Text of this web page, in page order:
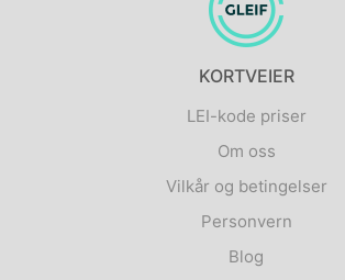
KORTVEIER
LEI-kode priser
Om oss
Vilkår og betingelser
Personvern
Blog